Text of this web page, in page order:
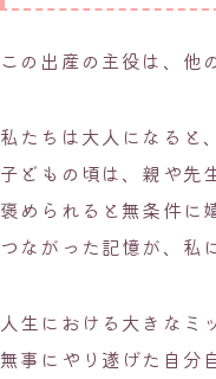
この出産の主役は、他
私たちは大人になると
子どもの頃は、親や先
褒められると無条件に
つながった記憶が、私
人生における大きなミ
無事にやり遂げた自分